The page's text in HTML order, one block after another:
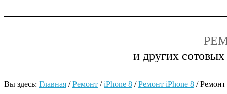
и других
Вы здесь: Главная /Ремонт /iPhone 8 /Ремонт iPhone 8 /